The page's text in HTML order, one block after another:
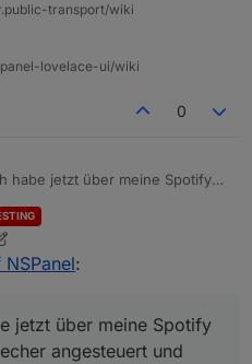
transport/wiki
lovelace-ui/wiki
0
habe jetzt über meine Spotify
in der ioBroker Spotify
scheinbar nur temporär, denn
ja auch schon mal gemacht und
:
jetzt über meine Spotify
angesteuert und